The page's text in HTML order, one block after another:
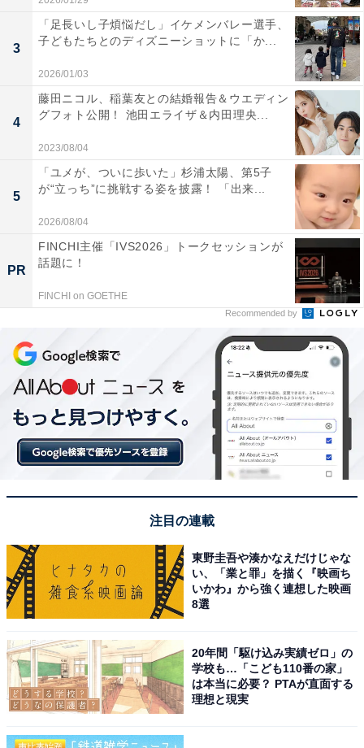
3
「足長いし子煩悩だし」イケメンバレー選手、
子どもたちとのディズニーショットに「か...
2026/01/03
4
藤田ニコル、稲葉友との結婚報告＆ウエディン
グフォト公開！ 池田エライザ＆内田理央...
2023/08/04
5
「ユメが、ついに歩いた」杉浦太陽、第5子
が“立っち”に挑戦する姿を披露！ 「出来...
2026/08/04
PR
FINCHI主催「IVS2026」トークセッションが
話題に！
FINCHI on GOETHE
Recommended by
注目の連載
東野圭吾や湊かなえだけじゃな
い、「業と罪」を描く『映画ち
いかわ』から強く連想した映画
8選
20年間「駆け込み実績ゼロ」の
学校も…「こども110番の家」
は本当に必要？ PTAが直面する
理想と現実